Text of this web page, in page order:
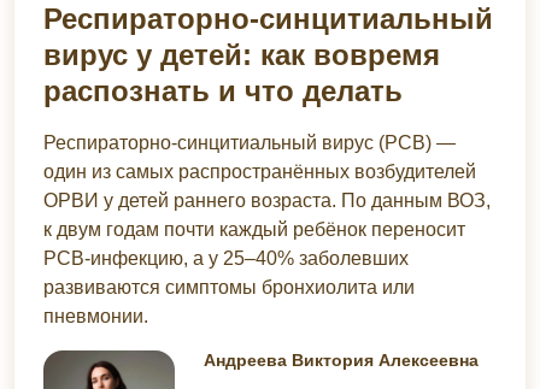
Андреева Виктория Алексеевна
Респираторно-синцитиальный
вирус у детей: как вовремя
распознать и что делать
Респираторно-синцитиальный вирус (РСВ) —
один из самых распространённых возбудителей
ОРВИ у детей раннего возраста. По данным ВОЗ,
к двум годам почти каждый ребёнок переносит
РСВ-инфекцию, а у 25–40% заболевших
развиваются симптомы бронхиолита или
пневмонии.